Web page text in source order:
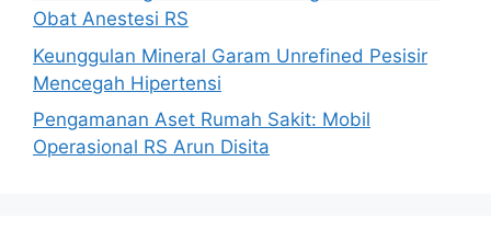
Obat Anestesi RS
Keunggulan Mineral Garam Unrefined Pesisir
Mencegah Hipertensi
Pengamanan Aset Rumah Sakit: Mobil
Operasional RS Arun Disita